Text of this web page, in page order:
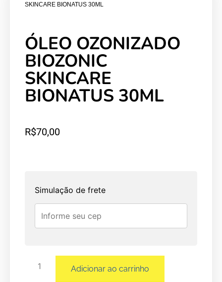
SKINCARE BIONATUS 30ML
ÓLEO OZONIZADO
BIOZONIC
SKINCARE
BIONATUS 30ML
R$70,00
Simulação de frete
Adicionar ao carrinho